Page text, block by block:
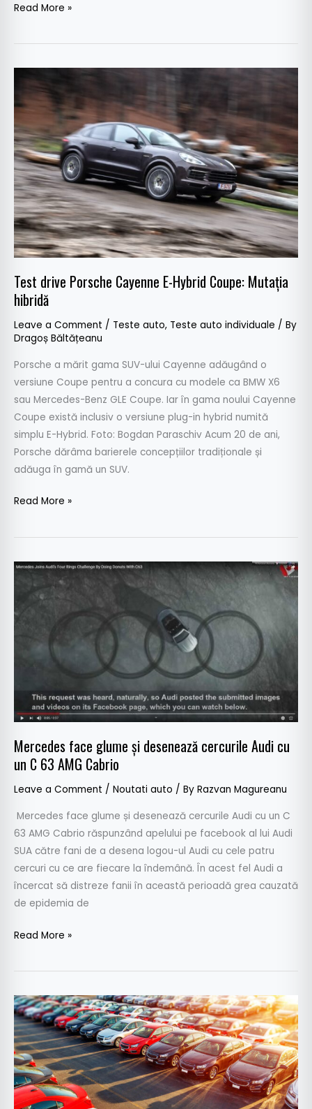
Read More »
Test drive Porsche Cayenne E-Hybrid Coupe: Mutația
hibridă
Leave a Comment / Teste auto, Teste auto individuale / By
Dragoș Băltățeanu
Porsche a mărit gama SUV-ului Cayenne adăugând o
versiune Coupe pentru a concura cu modele ca BMW X6
sau Mercedes-Benz GLE Coupe. Iar în gama noului Cayenne
Coupe există inclusiv o versiune plug-in hybrid numită
simplu E-Hybrid. Foto: Bogdan Paraschiv Acum 20 de ani,
Porsche dărâma barierele concepțiilor tradiționale și
adăuga în gamă un SUV.
Test
drive
Porsche
Cayenne
E-
Hybrid
Coupe:
Mutația
hibridă
Read More »
Mercedes face glume și desenează cercurile Audi cu
un C 63 AMG Cabrio
Leave a Comment / Noutati auto / By Razvan Magureanu
Mercedes face glume și desenează cercurile Audi cu un C
63 AMG Cabrio răspunzând apelului pe facebook al lui Audi
SUA către fani de a desena logou-ul Audi cu cele patru
cercuri cu ce are fiecare la îndemână. În acest fel Audi a
încercat să distreze fanii în această perioadă grea cauzată
de epidemia de
Mercedes
face
glume
și
cu
un
C
63
AMG
Read More »
Înmatriculări
martie
2020:
scădere
dramatică
din